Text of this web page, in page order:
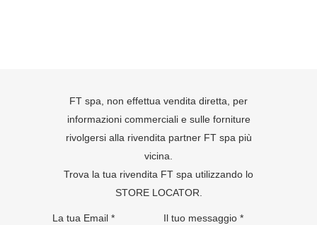
FT spa, non effettua vendita diretta, per
informazioni commerciali e sulle forniture
rivolgersi alla rivendita partner FT spa più
vicina.
Trova la tua rivendita FT spa utilizzando lo
STORE LOCATOR.
La tua Email * Il tuo messaggio *